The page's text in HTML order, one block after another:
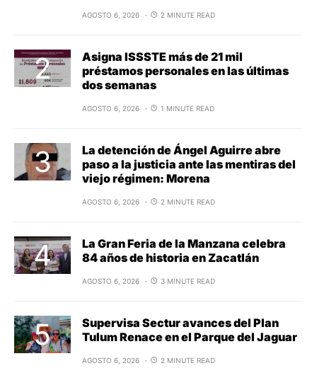
AGOSTO 6, 2026 2 MINUTE READ
Asigna ISSSTE más de 21 mil
préstamos personales en las últimas
dos semanas
AGOSTO 6, 2026 1 MINUTE READ
La detención de Ángel Aguirre abre
paso a la justicia ante las mentiras del
viejo régimen: Morena
AGOSTO 6, 2026 2 MINUTE READ
La Gran Feria de la Manzana celebra
84 años de historia en Zacatlán
AGOSTO 6, 2026 3 MINUTE READ
Supervisa Sectur avances del Plan
Tulum Renace en el Parque del Jaguar
AGOSTO 6, 2026 2 MINUTE READ